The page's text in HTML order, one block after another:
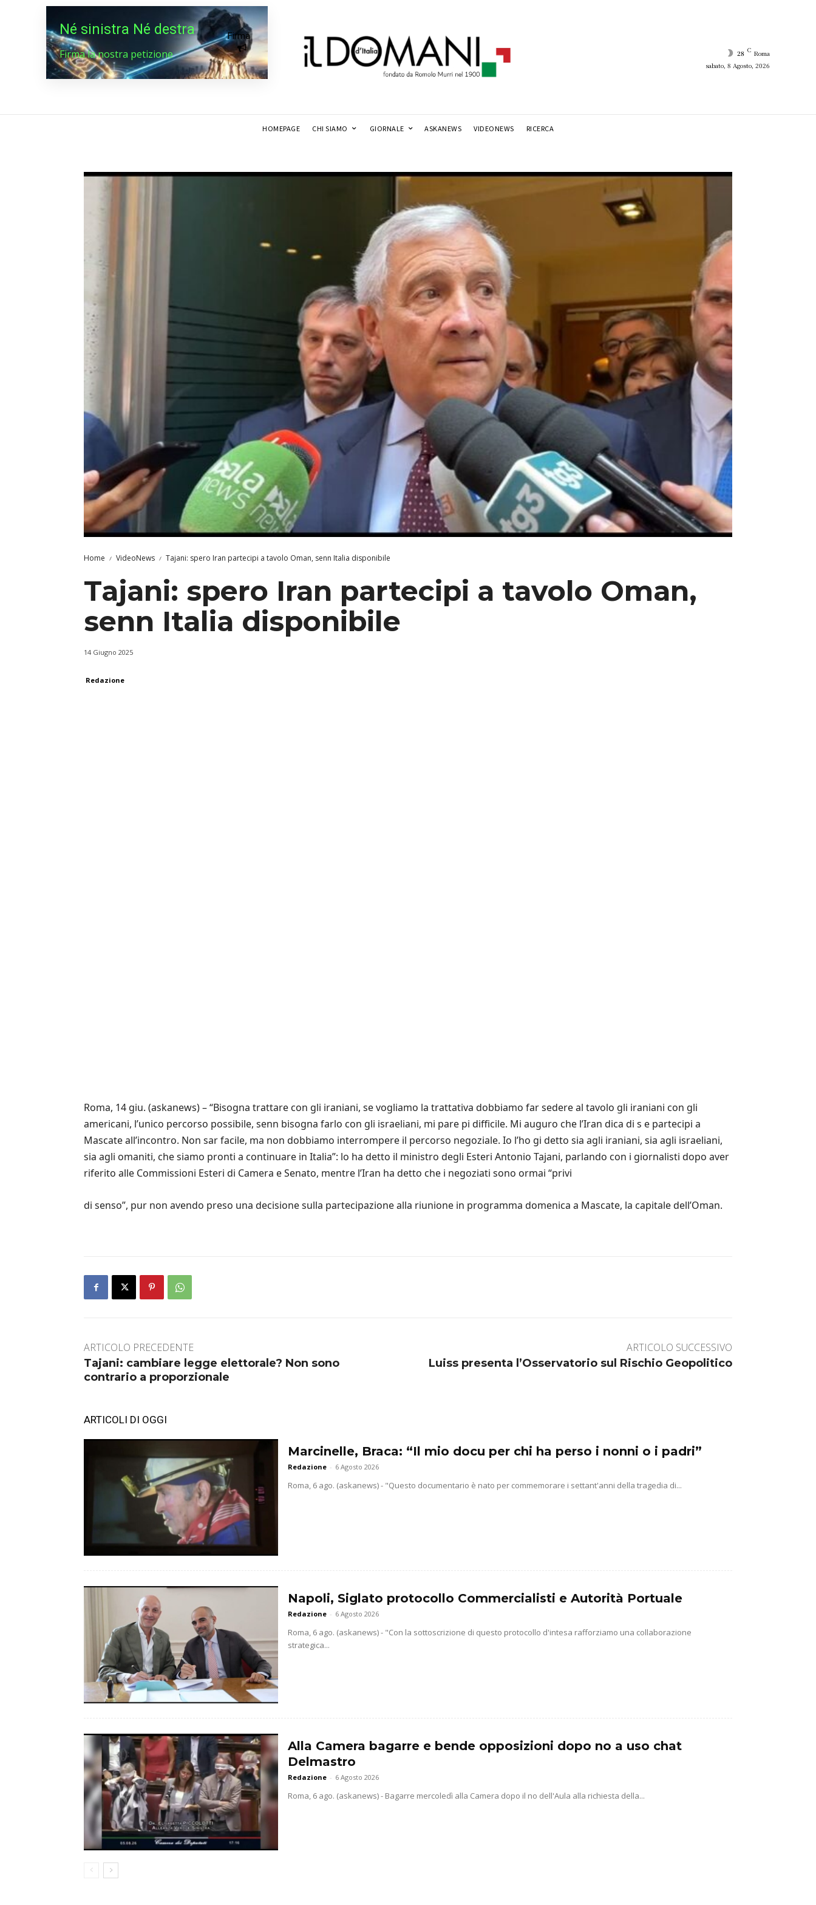
Né sinistra Né destra
Firma la nostra petizione
Firma
28 C Roma
sabato, 8 Agosto, 2026
HOMEPAGE CHI SIAMO GIORNALE ASKANEWS VIDEONEWS RICERCA
Home VideoNews Tajani: spero Iran partecipi a tavolo Oman, senn Italia disponibile
Tajani: spero Iran partecipi a tavolo Oman,
senn Italia disponibile
14 Giugno 2025
Redazione
Roma, 14 giu. (askanews) – “Bisogna trattare con gli iraniani, se vogliamo la trattativa dobbiamo far sedere al tavolo gli iraniani con gli
americani, l’unico percorso possibile, senn bisogna farlo con gli israeliani, mi pare pi difficile. Mi auguro che l’Iran dica di s e partecipi a
Mascate all’incontro. Non sar facile, ma non dobbiamo interrompere il percorso negoziale. Io l’ho gi detto sia agli iraniani, sia agli israeliani,
sia agli omaniti, che siamo pronti a continuare in Italia”: lo ha detto il ministro degli Esteri Antonio Tajani, parlando con i giornalisti dopo aver
riferito alle Commissioni Esteri di Camera e Senato, mentre l’Iran ha detto che i negoziati sono ormai “privi
di senso”, pur non avendo preso una decisione sulla partecipazione alla riunione in programma domenica a Mascate, la capitale dell’Oman.
ARTICOLO PRECEDENTE
Tajani: cambiare legge elettorale? Non sono
contrario a proporzionale
ARTICOLO SUCCESSIVO
Luiss presenta l’Osservatorio sul Rischio Geopolitico
ARTICOLI DI OGGI
Marcinelle, Braca: “Il mio docu per chi ha perso i nonni o i padri”
Redazione - 6 Agosto 2026
Roma, 6 ago. (askanews) - "Questo documentario è nato per commemorare i settant'anni della tragedia di...
Napoli, Siglato protocollo Commercialisti e Autorità Portuale
Redazione - 6 Agosto 2026
Roma, 6 ago. (askanews) - "Con la sottoscrizione di questo protocollo d'intesa rafforziamo una collaborazione
strategica...
Alla Camera bagarre e bende opposizioni dopo no a uso chat
Delmastro
Redazione - 6 Agosto 2026
Roma, 6 ago. (askanews) - Bagarre mercoledì alla Camera dopo il no dell'Aula alla richiesta della...